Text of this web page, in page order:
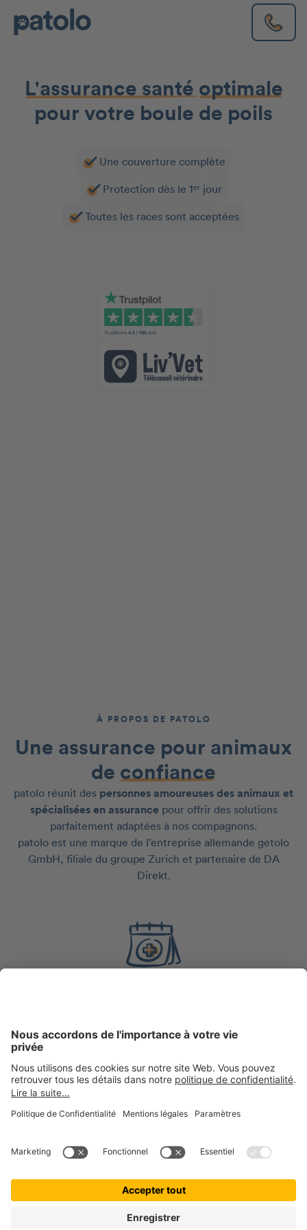
L'assurance santé optimale
pour votre boule de poils
Une couverture complète
Protection dès le 1ᵉʳ jour
Toutes les races sont acceptées
À PROPOS DE PATOLO
Une assurance pour animaux
de confiance
patolo réunit des personnes amoureuses des animaux et
spécialisées en assurance pour offrir des solutions
parfaitement adaptées à nos compagnons.
patolo est une marque de l’entreprise allemande getolo
GmbH, filiale du groupe Zurich et partenaire de DA
Direkt.
200 000 +
100 000 +
boules de poils assurées